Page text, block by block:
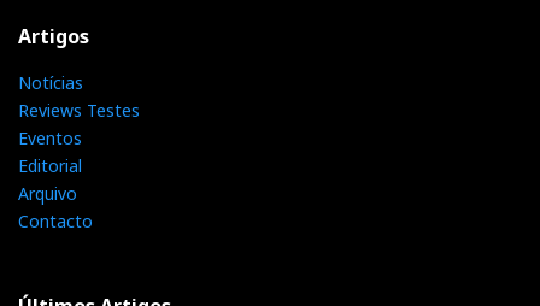
Artigos
Notícias
Reviews Testes
Eventos
Editorial
Arquivo
Contacto